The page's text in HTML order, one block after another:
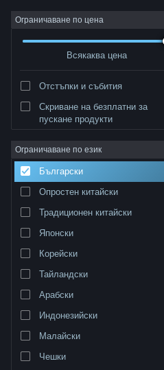
Вписване
Относно
Поддръжка
Смяна на езика
Ограничаване по цена
Всякаква цена
Отстъпки и събития
Скриване на безплатни за
пускане продукти
Ограничаване по език
Български
Опростен китайски
Традиционен китайски
Японски
Корейски
Тайландски
Арабски
Индонезийски
Малайски
Чешки
Разработчик: Nekomura Games
Сортиране по Съответстване
0 резултата съответстват на
5 заглавия бяха изключени спрямо